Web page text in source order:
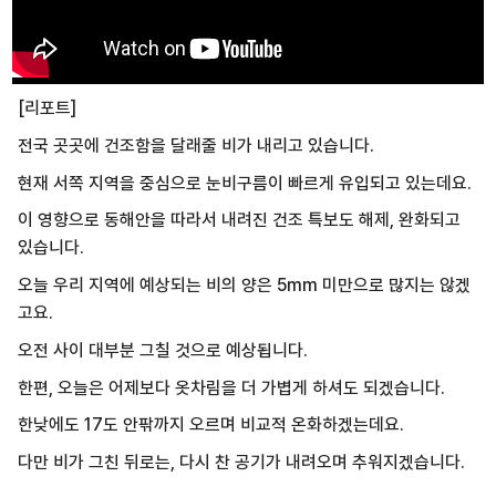
[리포트]
전국 곳곳에 건조함을 달래줄 비가 내리고 있습니다.
현재 서쪽 지역을 중심으로 눈비구름이 빠르게 유입되고 있는데요.
이 영향으로 동해안을 따라서 내려진 건조 특보도 해제, 완화되고
있습니다.
오늘 우리 지역에 예상되는 비의 양은 5mm 미만으로 많지는 않겠
고요.
오전 사이 대부분 그칠 것으로 예상됩니다.
한편, 오늘은 어제보다 옷차림을 더 가볍게 하셔도 되겠습니다.
한낮에도 17도 안팎까지 오르며 비교적 온화하겠는데요.
다만 비가 그친 뒤로는, 다시 찬 공기가 내려오며 추워지겠습니다.